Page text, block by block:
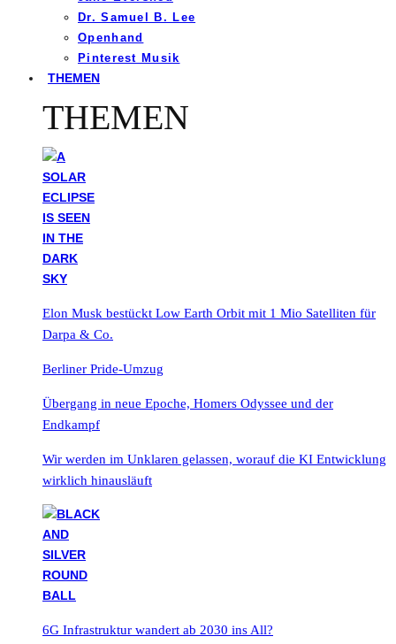
Dr. Samuel B. Lee
Openhand
Pinterest Musik
THEMEN
THEMEN
Elon Musk bestückt Low Earth Orbit mit 1 Mio Satelliten für
Darpa & Co.
Berliner Pride-Umzug
Übergang in neue Epoche, Homers Odyssee und der
Endkampf
Wir werden im Unklaren gelassen, worauf die KI Entwicklung
wirklich hinausläuft
6G Infrastruktur wandert ab 2030 ins All?